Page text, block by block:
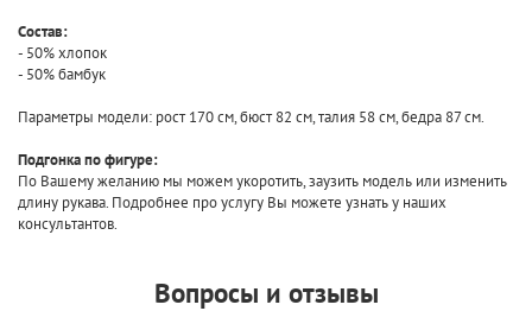
Состав:
- 50% хлопок
- 50% бамбук
Параметры модели: рост 170 см, бюст 82 см, талия 58 см, бедра 87 см.
Подгонка по фигуре:
По Вашему желанию мы можем укоротить, заузить модель или изменить
длину рукава. Подробнее про услугу Вы можете узнать у наших
консультантов.
Вопросы и отзывы